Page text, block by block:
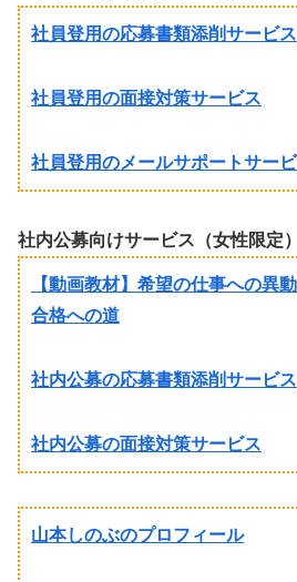
社員登用の応募書類添削サービス
社員登用の面接対策サービス
社員登用のメールサポートサービ
社内公募向けサービス（女性限定）
【動画教材】希望の仕事への異
合格への道
社内公募の応募書類添削サービス
社内公募の面接対策サービス
山本しのぶのプロフィール